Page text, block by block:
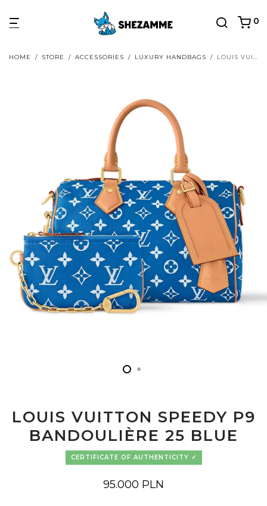
0
HOME / STORE / ACCESSORIES / LUXURY HANDBAGS / LOUIS VUITTON SPEEDY P9 BANDOULIÈRE 25 BLUE
LOUIS VUITTON SPEEDY P9
BANDOULIÈRE 25 BLUE
CERTIFICATE OF AUTHENTICITY
95.000 PLN